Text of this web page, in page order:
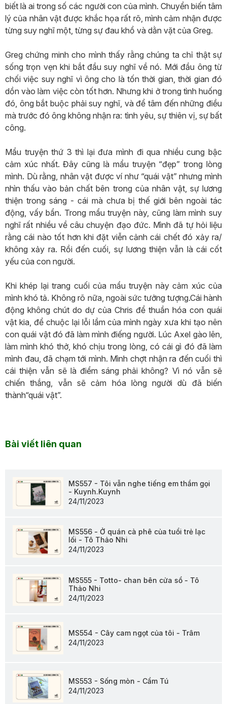
biết là ai trong số các người con của mình. Chuyển biến tâm
lý của nhân vật được khắc họa rất rõ, mình cảm nhận được
từng suy nghĩ một, từng sự đau khổ và dằn vặt của Greg.
Greg chứng minh cho mình thấy rằng chúng ta chỉ thật sự
sống trọn vẹn khi bắt đầu suy nghĩ về nó. Mới đầu ông từ
chối việc suy nghĩ vì ông cho là tốn thời gian, thời gian đó
dồn vào làm việc còn tốt hơn. Nhưng khi ở trong tình huống
đó, ông bắt buộc phải suy nghĩ, và để tâm đến những điều
mà trước đó ông không nhận ra: tình yêu, sự thiên vị, sự bất
công.
Mẩu truyện thứ 3 thì lại đưa mình đi qua nhiều cung bậc
cảm xúc nhất. Đây cũng là mẩu truyện “đẹp” trong lòng
mình. Dù rằng, nhân vật được ví như “quái vật” nhưng mình
nhìn thấu vào bản chất bên trong của nhân vật, sự lương
thiện trong sáng - cái mà chưa bị thế giới bên ngoài tác
động, vấy bẩn. Trong mẩu truyện này, cũng làm mình suy
nghĩ rất nhiều về câu chuyện đạo đức. Mình đã tự hỏi liệu
rằng cái nào tốt hơn khi đặt viễn cảnh cái chết đó xảy ra/
không xảy ra. Rồi đến cuối, sự lương thiện vẫn là cái cốt
yếu của con người.
Khi khép lại trang cuối của mẩu truyện này cảm xúc của
mình khó tả. Không rõ nữa, ngoài sức tưởng tượng.Cái hành
động không chút do dự của Chris để thuần hóa con quái
vật kia, để chuộc lại lỗi lầm của mình ngày xưa khi tạo nên
con quái vật đó đã làm mình điếng người. Lúc Axel gào lên,
làm mình khó thở, khó chịu trong lòng, có cái gì đó đã làm
mình đau, đã chạm tới mình. Mình chợt nhận ra đến cuối thì
cái thiện vẫn sẽ là điểm sáng phải không? Vì nó vẫn sẽ
chiến thắng, vẫn sẽ cảm hóa lòng người dù đã biến
thành“quái vật”.
Bài viết liên quan
MS557 - Tôi vẫn nghe tiếng em thầm gọi
- Kuynh.Kuynh
24/11/2023
MS556 - Ở quán cà phê của tuổi trẻ lạc
lối - Tô Thảo Nhi
24/11/2023
MS555 - Totto- chan bên cửa sổ - Tô
Thảo Nhi
24/11/2023
MS554 - Cây cam ngọt của tôi - Trâm
24/11/2023
MS553 - Sống mòn - Cẩm Tú
24/11/2023